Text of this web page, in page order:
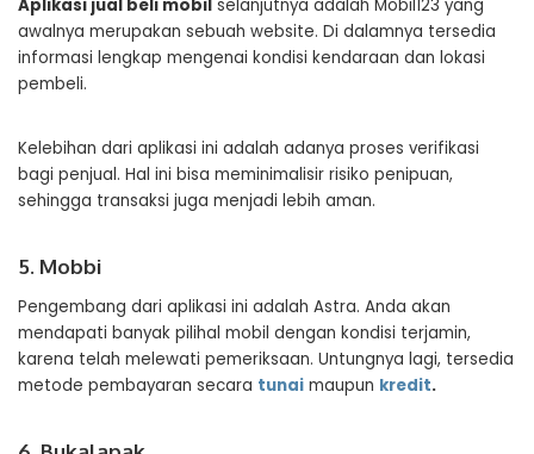
Aplikasi jual beli mobil selanjutnya adalah Mobil123 yang
awalnya merupakan sebuah website. Di dalamnya tersedia
informasi lengkap mengenai kondisi kendaraan dan lokasi
pembeli.
Kelebihan dari aplikasi ini adalah adanya proses verifikasi
bagi penjual. Hal ini bisa meminimalisir risiko penipuan,
sehingga transaksi juga menjadi lebih aman.
5. Mobbi
Pengembang dari aplikasi ini adalah Astra. Anda akan
mendapati banyak pilihal mobil dengan kondisi terjamin,
karena telah melewati pemeriksaan. Untungnya lagi, tersedia
metode pembayaran secara tunai maupun kredit.